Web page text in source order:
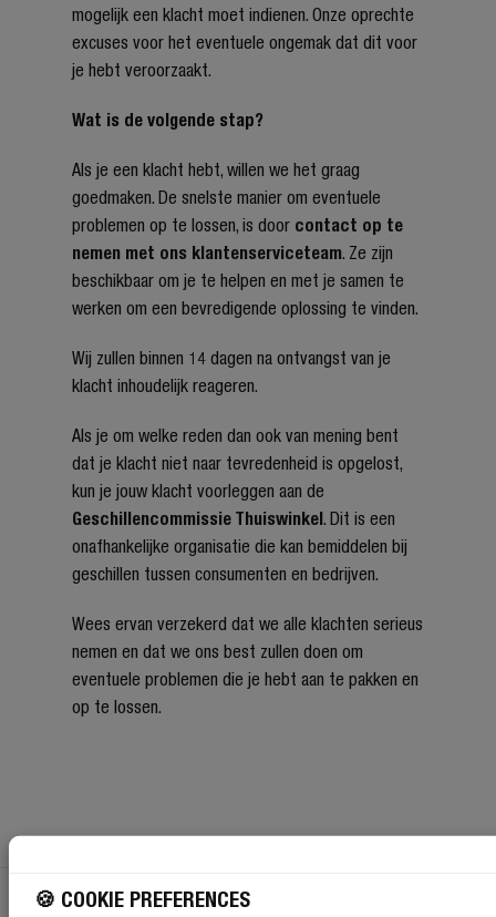
🍪 COOKIE PREFERENCES
mogelijk een klacht moet indienen. Onze oprechte
excuses voor het eventuele ongemak dat dit voor
je hebt veroorzaakt.
Wat is de volgende stap?
Als je een klacht hebt, willen we het graag
goedmaken. De snelste manier om eventuele
problemen op te lossen, is door contact op te
nemen met ons klantenserviceteam. Ze zijn
beschikbaar om je te helpen en met je samen te
werken om een bevredigende oplossing te vinden.
Wij zullen binnen 14 dagen na ontvangst van je
klacht inhoudelijk reageren.
Als je om welke reden dan ook van mening bent
dat je klacht niet naar tevredenheid is opgelost,
kun je jouw klacht voorleggen aan de
Geschillencommissie Thuiswinkel. Dit is een
onafhankelijke organisatie die kan bemiddelen bij
geschillen tussen consumenten en bedrijven.
Wees ervan verzekerd dat we alle klachten serieus
nemen en dat we ons best zullen doen om
eventuele problemen die je hebt aan te pakken en
op te lossen.